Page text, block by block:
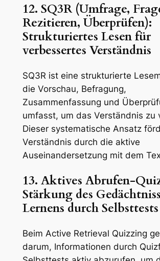
12. SQ3R (Umfrage,
Rezitieren, Überprüfen):
Strukturiertes Lesen für
verbessertes Verständnis
SQ3R ist eine strukturierte
die Vorschau, Befragung,
Zusammenfassung und
umfasst, um das Verständnis zu
Dieser systematische Ansatz
Verständnis durch die aktive
Auseinandersetzung mit dem
13. Aktives Abrufen-
Stärkung des
Lernens durch Selbsttests
Beim Active Retrieval Quizzing
darum, Informationen durch